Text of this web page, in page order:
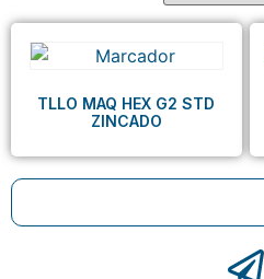
TLLO MAQ HEX G2 STD
ZINCADO